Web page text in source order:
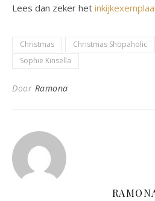
Lees dan zeker het
Christmas Christmas Shopaholic
Sophie Kinsella
Door Ramona